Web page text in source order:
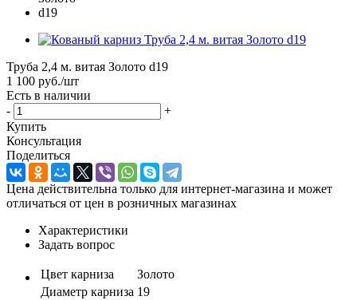
Труба 2,4 м. витая Золото d19
1 100 руб./шт
Есть в наличии
-
+
Купить
Консультация
Поделиться
Цена действительна только для интернет-магазина и может
отличаться от цен в розничных магазинах
Характеристики
Задать вопрос
Цвет карниза
Золото
Диаметр карниза 19